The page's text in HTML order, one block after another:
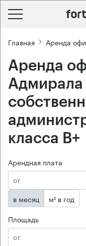
Главная Аренда
Аренда
Адмирала
класса B+
Арендная плата
в месяц
м² в год
Площадь